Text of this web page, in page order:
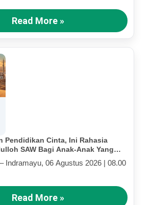
Read More »
Pendidikan Cinta, Ini Rahasia
SAW Bagi Anak-Anak Yang
Indramayu, 06 Agustus 2026 | 08.00
Read More »